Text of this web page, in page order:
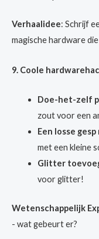
Verhaalidee: Schrijf
magische hardware
9. Coole
Doe-het-zelf
zout voor een
Een losse
met een kleine
Glitter
voor glitter!
Wetenschappelijk
- wat gebeurt er?